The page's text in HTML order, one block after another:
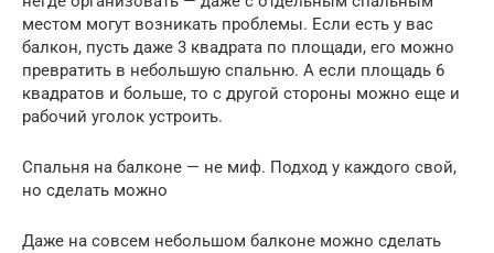
местом могут возникать проблемы. Если есть у вас
балкон, пусть даже 3 квадрата по площади, его можно
превратить в небольшую спальню. А если площадь 6
квадратов и больше, то с другой стороны можно еще и
рабочий уголок устроить.
Спальня на балконе — не миф. Подход у каждого свой,
но сделать можно
Даже на совсем небольшом балконе можно сделать